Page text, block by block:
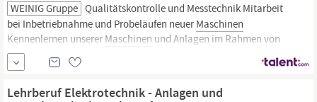
WEINIG Gruppe Qualitätskontrolle und Messtechnik Mitarbeit
bei Inbetriebnahme und Probeläufen neuerMaschinen
Kennenlernen unserer Maschinen und Anlagen im Rahmen von
Service und Instandhaltung Das bringst du mit Abgeschlossene
Pflichtschule Technisches Verständnis & handwerkliches Geschick
Lehrberuf Elektrotechnik - Anlagen und